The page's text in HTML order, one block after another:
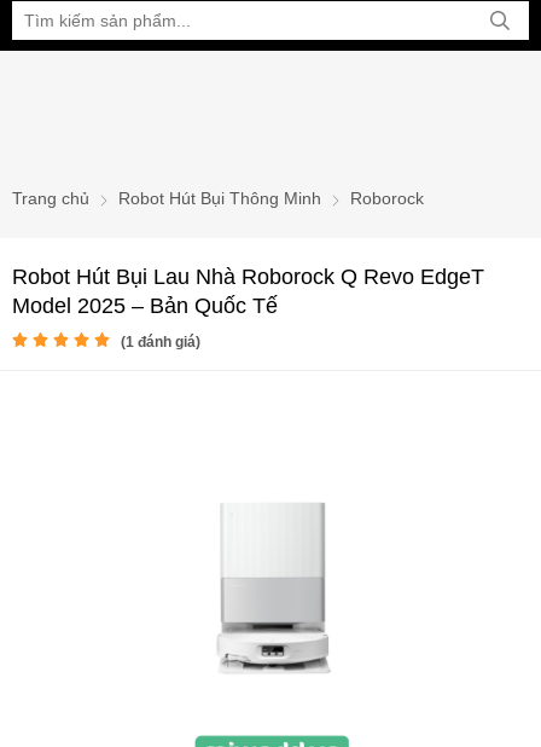
Bạn đang xem tại:
Trang chủ Robot Hút Bụi Thông Minh Roborock
Robot Hút Bụi Lau Nhà Roborock Q Revo EdgeT
Model 2025 – Bản Quốc Tế
(1 đánh giá)